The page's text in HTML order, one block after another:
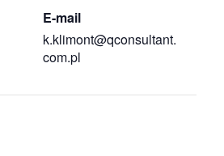
E-mail
k.klimont@qconsultant.
com.pl